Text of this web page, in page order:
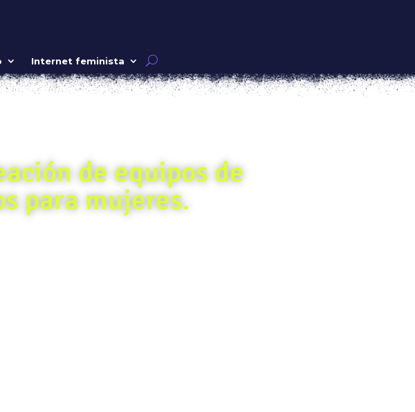
Internet feminista
de equipos de
para mujeres.